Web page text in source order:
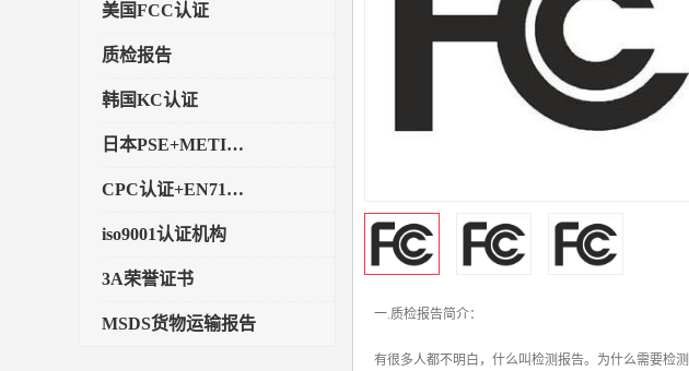
美国FCC认证
质检报告
韩国KC认证
日本PSE+METI备案
CPC认证+EN71玩具认证
iso9001认证机构
3A荣誉证书
MSDS货物运输报告 一.质检报告简介：
有很多人都不明白，什么叫检测报告。为什么需要检